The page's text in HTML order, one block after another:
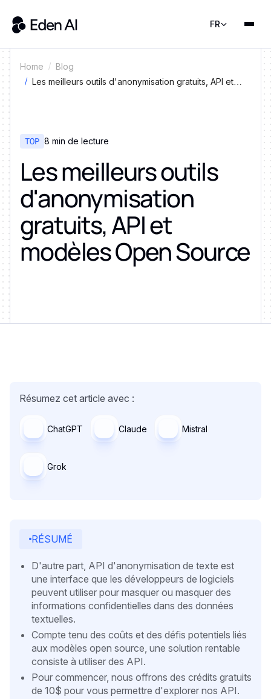
FR
Home
Blog
Les meilleurs outils d'anonymisation gratuits, API et
TOP 8 min de lecture
Les meilleurs outils
d'anonymisation
gratuits, API et
modèles Open Source
Résumez cet article avec :
ChatGPT Claude Mistral
Grok
RÉSUMÉ
D'autre part, API d'anonymisation de texte est
une interface que les développeurs de logiciels
peuvent utiliser pour masquer ou masquer des
informations confidentielles dans des données
textuelles.
Compte tenu des coûts et des défis potentiels liés
aux modèles open source, une solution rentable
consiste à utiliser des API.
Pour commencer, nous offrons des crédits gratuits
de 10$ pour vous permettre d'explorer nos API.